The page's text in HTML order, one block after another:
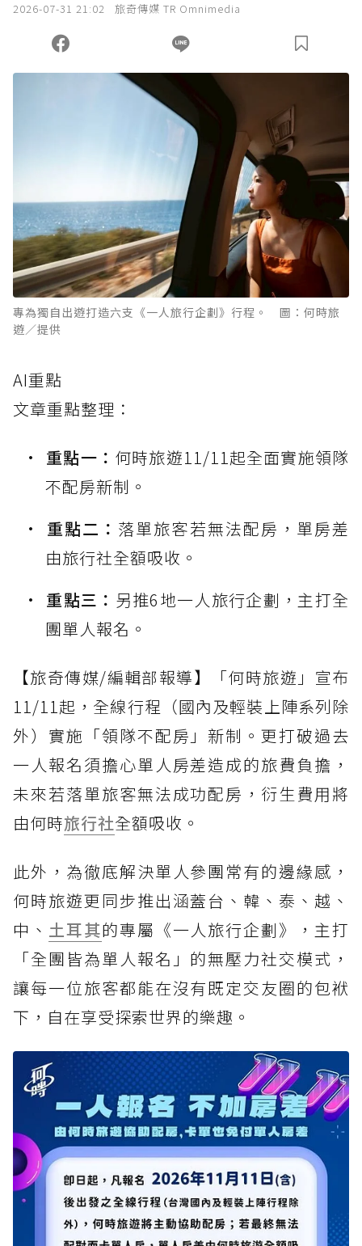
2026-07-31 21:02 旅奇傳媒 TR Omnimedia
專為獨自出遊打造六支《一人旅行企劃》行程。 圖：何時旅
遊／提供
AI重點
文章重點整理：
重點一： 何時旅遊11/11起全面實施領隊
不配房新制。
重點二： 落單旅客若無法配房，單房差
由旅行社全額吸收。
重點三： 另推6地一人旅行企劃，主打全
團單人報名。
【旅奇傳媒/編輯部報導】「何時旅遊」宣布
11/11起，全線行程（國內及輕裝上陣系列除
外）實施「領隊不配房」新制。更打破過去
一人報名須擔心單人房差造成的旅費負擔，
未來若落單旅客無法成功配房，衍生費用將
由何時旅行社全額吸收。
此外，為徹底解決單人參團常有的邊緣感，
何時旅遊更同步推出涵蓋台、韓、泰、越、
中、 土耳其的專屬《一人旅行企劃》，主打
「全團皆為單人報名」的無壓力社交模式，
讓每一位旅客都能在沒有既定交友圈的包袱
下，自在享受探索世界的樂趣。